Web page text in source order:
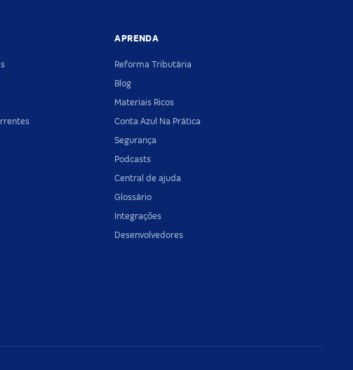
APRENDA
Reforma Tributária
Blog
Materiais Ricos
Conta Azul Na Prática
Segurança
Podcasts
Central de ajuda
Glossário
Integrações
Desenvolvedores